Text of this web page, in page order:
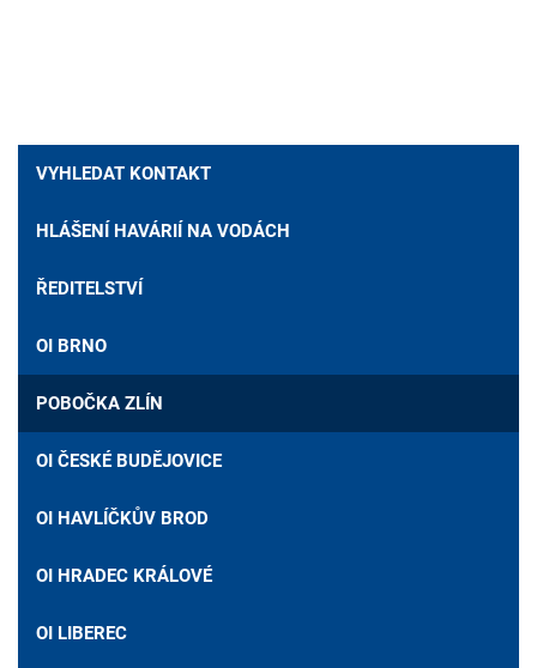
VYHLEDAT KONTAKT
HLÁŠENÍ HAVÁRIÍ NA VODÁCH
ŘEDITELSTVÍ
OI BRNO
POBOČKA ZLÍN
OI ČESKÉ BUDĚJOVICE
OI HAVLÍČKŮV BROD
OI HRADEC KRÁLOVÉ
OI LIBEREC